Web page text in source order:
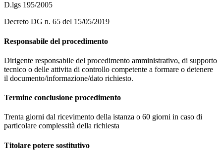
D.lgs 195/2005
Decreto DG n. 65 del 15/05/2019
Responsabile del procedimento
Dirigente responsabile del procedimento amministrativo, di supporto
tecnico o delle attivita di controllo competente a formare o detenere
il documento/informazione/dato richiesto.
Termine conclusione procedimento
Trenta giorni dal ricevimento della istanza o 60 giorni in caso di
particolare complessità della richiesta
Titolare potere sostitutivo